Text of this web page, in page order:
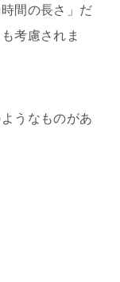
間の長さ」だ
も考慮されま
うなものがあ